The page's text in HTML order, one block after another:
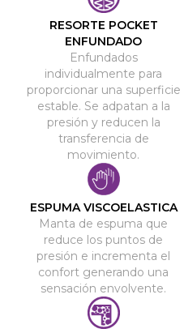
RESORTE POCKET
ENFUNDADO
Enfundados
individualmente para
proporcionar una superficie
estable. Se adpatan a la
presión y reducen la
transferencia de
movimiento.
ESPUMA VISCOELASTICA
Manta de espuma que
reduce los puntos de
presión e incrementa el
confort generando una
sensación envolvente.